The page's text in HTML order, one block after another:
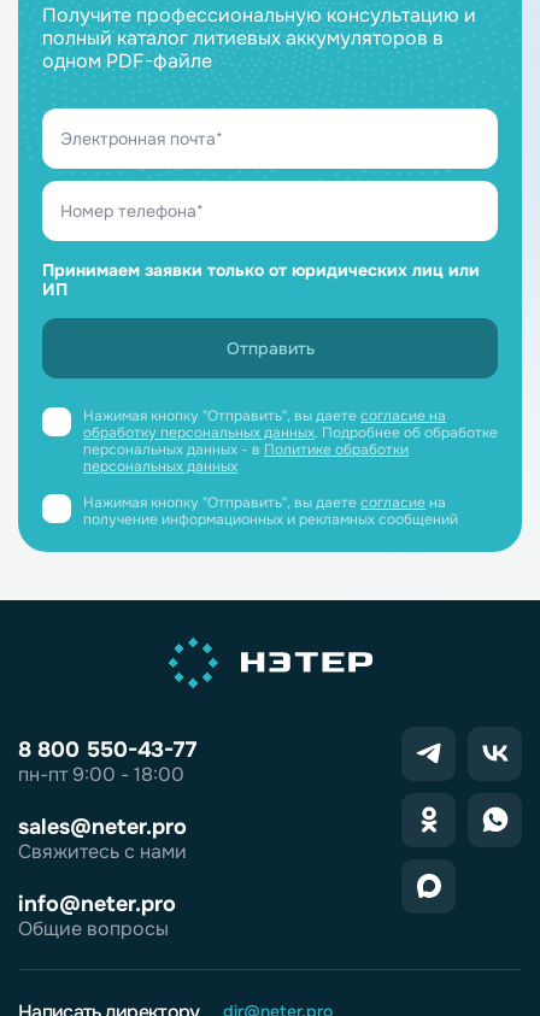
Получите профессиональную консультацию и
полный каталог литиевых аккумуляторов в
одном PDF-файле
Принимаем заявки только от юридических лиц или
ИП
Нажимая кнопку "Отправить", вы даетесогласие на
обработку персональных данных. Подробнее об обработке
персональных данных - в Политике обработки
персональных данных
Нажимая кнопку "Отправить", вы даетесогласиена
получение информационных и рекламных сообщений
8 800 550-43-77
пн-пт 9:00 - 18:00
sales@neter.pro
Свяжитесь с нами
info@neter.pro
Общие вопросы
dir@neter.pro